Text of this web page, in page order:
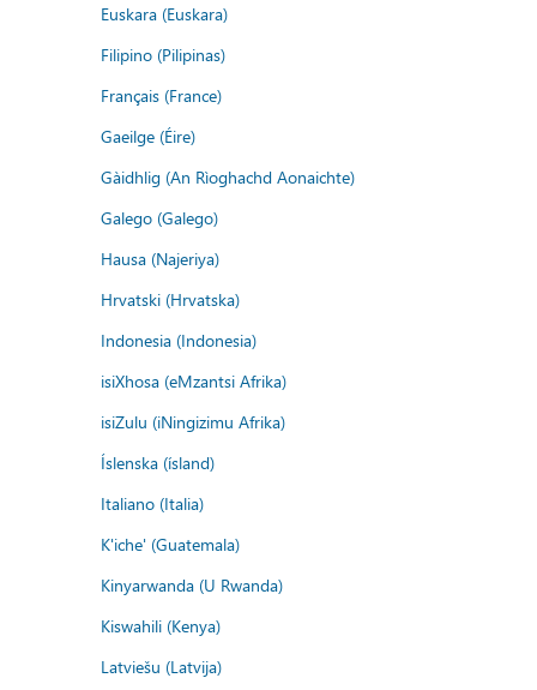
Euskara (Euskara)
Filipino (Pilipinas)
Français (France)
Gaeilge (Éire)
Gàidhlig (An Rìoghachd Aonaichte)
Galego (Galego)
Hausa (Najeriya)
Hrvatski (Hrvatska)
Indonesia (Indonesia)
isiXhosa (eMzantsi Afrika)
isiZulu (iNingizimu Afrika)
Íslenska (ísland)
Italiano (Italia)
K'iche' (Guatemala)
Kinyarwanda (U Rwanda)
Kiswahili (Kenya)
Latviešu (Latvija)